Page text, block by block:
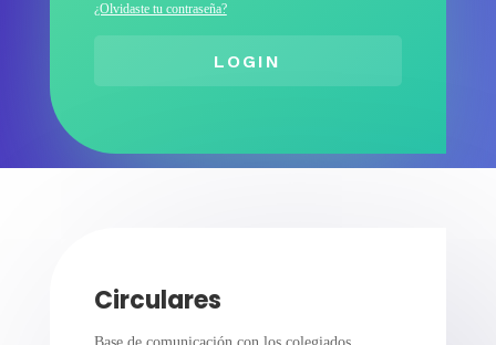
¿Olvidaste tu contraseña?
LOGIN
Circulares